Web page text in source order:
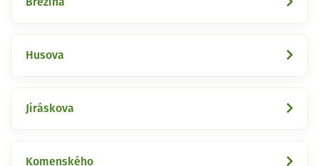
Husova
Jiráskova
Komenského